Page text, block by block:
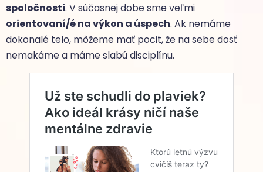
spoločnosti. V súčasnej dobe sme veľmi
orientovaní/é na výkon a úspech. Ak nemáme
dokonalé telo, môžeme mať pocit, že na sebe dosť
nemakáme a máme slabú disciplínu.